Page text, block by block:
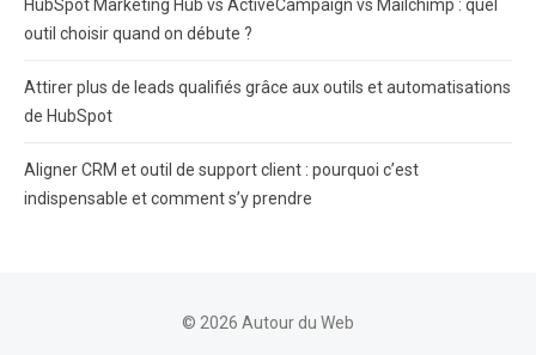
HubSpot Marketing Hub vs ActiveCampaign vs Mailchimp : quel
outil choisir quand on débute ?
Attirer plus de leads qualifiés grâce aux outils et automatisations
de HubSpot
Aligner CRM et outil de support client : pourquoi c’est
indispensable et comment s’y prendre
© 2026 Autour du Web